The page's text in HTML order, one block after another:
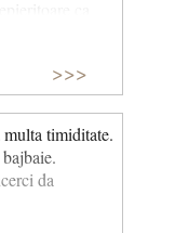
ca
>>>
timiditate.
da